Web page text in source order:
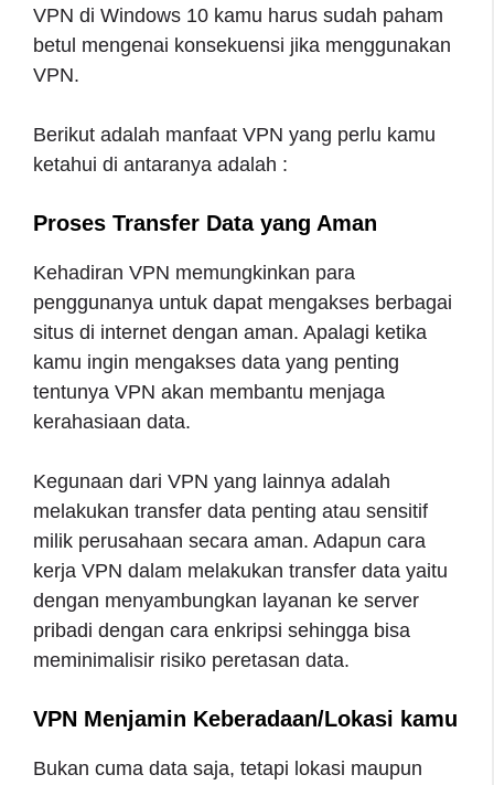
VPN di Windows 10 kamu harus sudah paham
betul mengenai konsekuensi jika menggunakan
VPN.
Berikut adalah manfaat VPN yang perlu kamu
ketahui di antaranya adalah :
Proses Transfer Data yang Aman
Kehadiran VPN memungkinkan para
penggunanya untuk dapat mengakses berbagai
situs di internet dengan aman. Apalagi ketika
kamu ingin mengakses data yang penting
tentunya VPN akan membantu menjaga
kerahasiaan data.
Kegunaan dari VPN yang lainnya adalah
melakukan transfer data penting atau sensitif
milik perusahaan secara aman. Adapun cara
kerja VPN dalam melakukan transfer data yaitu
dengan menyambungkan layanan ke server
pribadi dengan cara enkripsi sehingga bisa
meminimalisir risiko peretasan data.
VPN Menjamin Keberadaan/Lokasi kamu
Bukan cuma data saja, tetapi lokasi maupun